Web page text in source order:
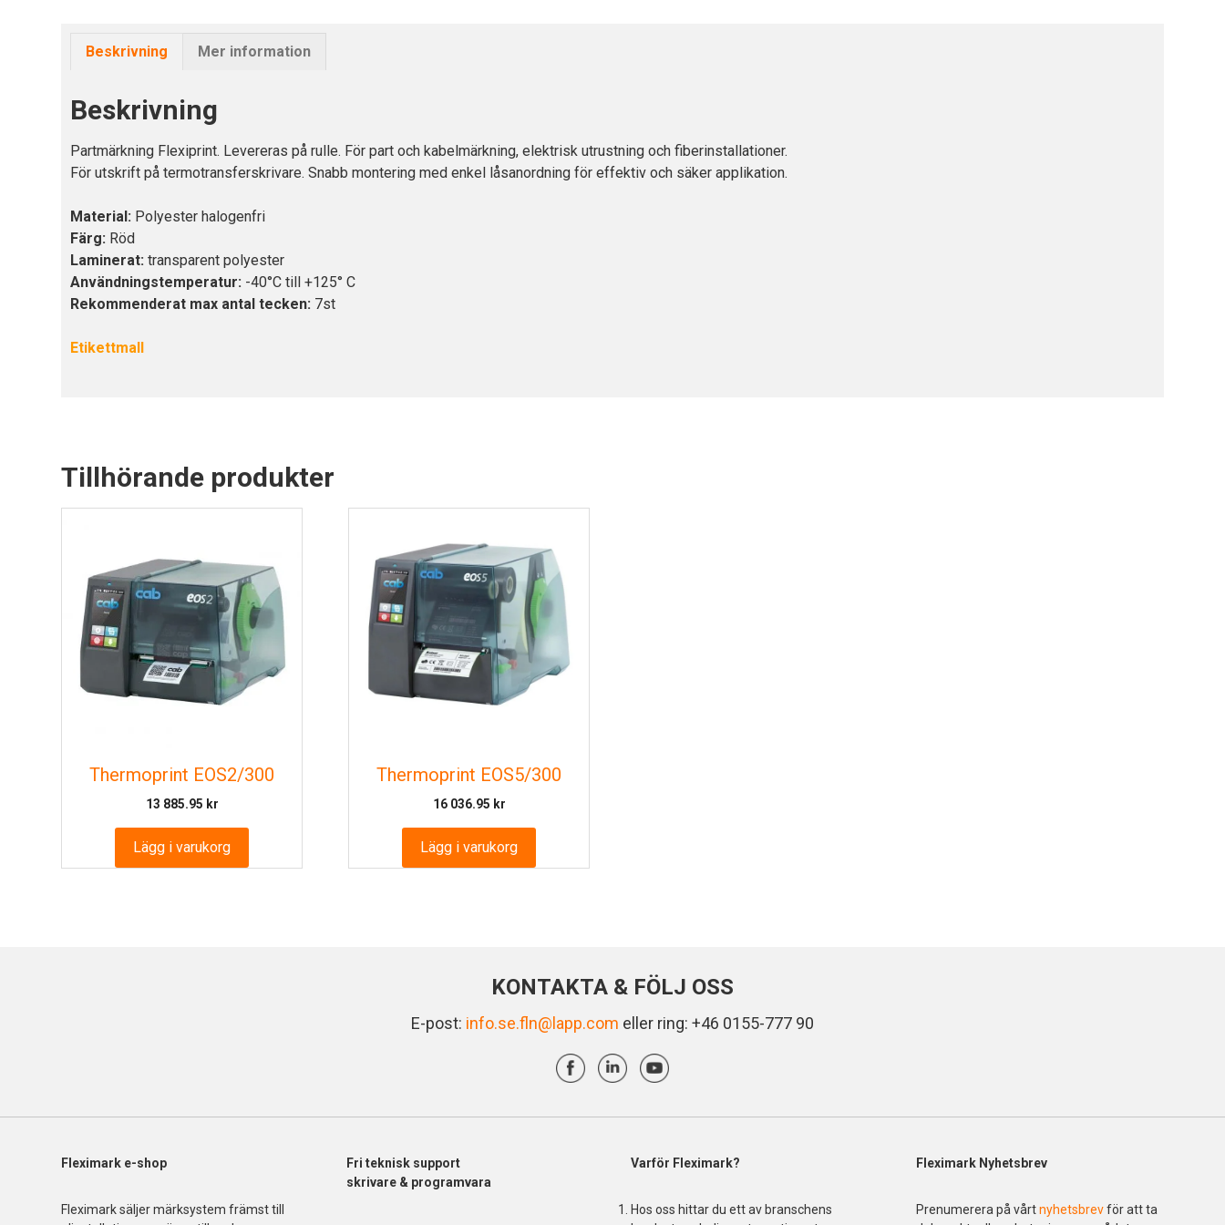
Beskrivning Mer information
Beskrivning
Partmärkning Flexiprint. Levereras på rulle. För part och kabelmärkning, elektrisk utrustning och fiberinstallationer.
För utskrift på termotransferskrivare. Snabb montering med enkel låsanordning för effektiv och säker applikation.
Material: Polyester halogenfri
Färg: Röd
Laminerat: transparent polyester
Användningstemperatur: -40°C till +125° C
Rekommenderat max antal tecken: 7st
Etikettmall
Tillhörande produkter
Thermoprint EOS2/300
13 885.95 kr
Lägg i varukorg
Thermoprint EOS5/300
16 036.95 kr
Lägg i varukorg
KONTAKTA & FÖLJ OSS
E-post: info.se.fln@lapp.com eller ring: +46 0155-777 90
Fleximark e-shop
Fleximark säljer märksystem främst till
Fri teknisk support
skrivare & programvara
Varför Fleximark?
Hos oss hittar du ett av branschens
Fleximark Nyhetsbrev
Prenumerera på vårtnyhetsbrevför att ta